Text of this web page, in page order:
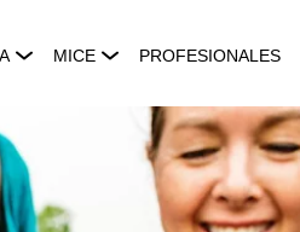
MICE PROFESIONALES